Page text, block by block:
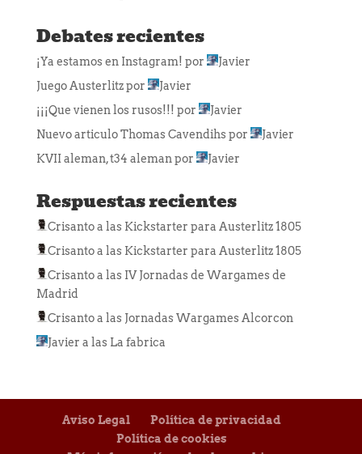
Debates recientes
¡Ya estamos en Instagram! por
Javier
Juego Austerlitzpor
Javier
¡¡¡Que vienen los rusos!!! por
Javier
Nuevo articulo Thomas Cavendihspor
Javier
KVII aleman, t34 alemanpor Javier
Respuestas recientes
Crisantoa las Kickstarter para Austerlitz 1805
Crisantoa las Kickstarter para Austerlitz 1805
Crisantoa las IV Jornadas de Wargames de
Madrid
Crisantoa las Jornadas Wargames Alcorcon
Javier a las La fabrica
Aviso Legal
Política de privacidad
Política de cookies